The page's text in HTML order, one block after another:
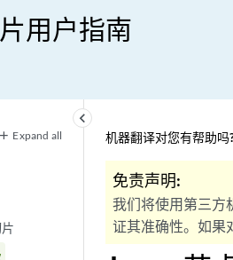
用户指南
keyboard_arrow_left
Expand all 机器翻译对您有帮助吗
免责声明:
我们将使用第三方
证其准确性。如果